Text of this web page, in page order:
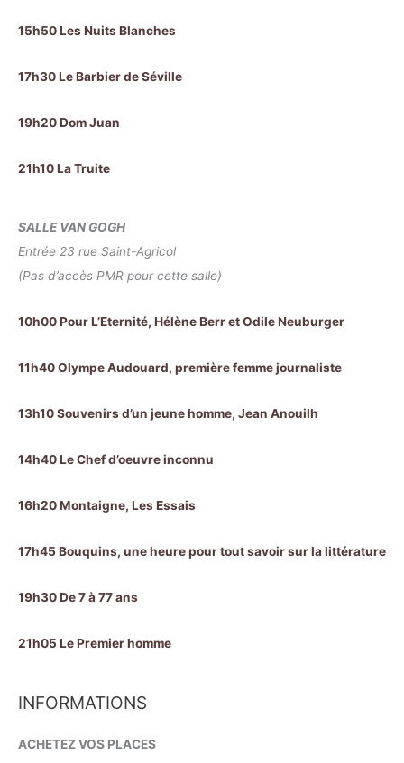
15h50 Les Nuits Blanches
17h30 Le Barbier de Séville
19h20 Dom Juan
21h10 La Truite
SALLE VAN GOGH
Entrée 23 rue Saint-Agricol
(Pas d’accès PMR pour cette salle)
10h00 Pour L’Eternité, Hélène Berr et Odile Neuburger
11h40 Olympe Audouard, première femme journaliste
13h10 Souvenirs d’un jeune homme, Jean Anouilh
14h40 Le Chef d’oeuvre inconnu
16h20 Montaigne, Les Essais
17h45 Bouquins, une heure pour tout savoir sur la littérature
19h30 De 7 à 77 ans
21h05 Le Premier homme
INFORMATIONS
ACHETEZ VOS PLACES